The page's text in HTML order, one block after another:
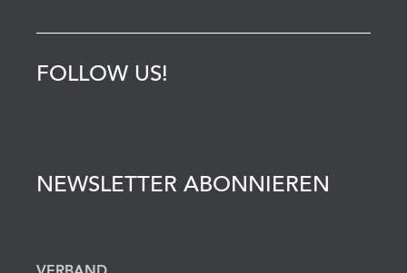
FOLLOW US!
NEWSLETTER ABONNIEREN